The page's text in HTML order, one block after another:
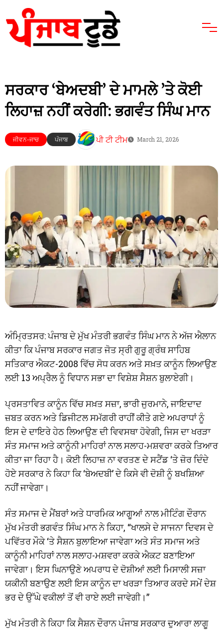
ਸਰਕਾਰ ‘ਬੇਅਦਬੀ’ ਦੇ ਮਾਮਲੇ ’ਤੇ ਕੋਈ
ਲਿਹਾਜ਼ ਨਹੀਂ ਕਰੇਗੀ: ਭਗਵੰਤ ਸਿੰਘ ਮਾਨ
ਜੀਵਨ-ਜਾਚ ਪੰਜਾਬ ਪੀ ਟੀ ਟੀਮ March 21, 2026
ਅੰਮ੍ਰਿਤਸਰ: ਪੰਜਾਬ ਦੇ ਮੁੱਖ ਮੰਤਰੀ ਭਗਵੰਤ ਸਿੰਘ ਮਾਨ ਨੇ ਅੱਜ ਐਲਾਨ
ਕੀਤਾ ਕਿ ਪੰਜਾਬ ਸਰਕਾਰ ਜਗਤ ਜੋਤ ਸ੍ਰੀ ਗੁਰੂ ਗ੍ਰੰਥ ਸਾਹਿਬ
ਸਤਿਕਾਰ ਐਕਟ-2008 ਵਿੱਚ ਸੋਧ ਕਰਨ ਅਤੇ ਸਖ਼ਤ ਕਾਨੂੰਨ ਲਿਆਉਣ
ਲਈ 13 ਅਪ੍ਰੈਲ ਨੂੰ ਵਿਧਾਨ ਸਭਾ ਦਾ ਵਿਸ਼ੇਸ਼ ਸੈਸ਼ਨ ਬੁਲਾਏਗੀ।
ਪ੍ਰਸਤਾਵਿਤ ਕਾਨੂੰਨ ਵਿੱਚ ਸਖ਼ਤ ਸਜ਼ਾ, ਭਾਰੀ ਜੁਰਮਾਨੇ, ਜਾਇਦਾਦ
ਜ਼ਬਤ ਕਰਨ ਅਤੇ ਡਿਜੀਟਲ ਸਮੱਗਰੀ ਰਾਹੀਂ ਕੀਤੇ ਗਏ ਅਪਰਾਧਾਂ ਨੂੰ
ਇਸ ਦੇ ਦਾਇਰੇ ਹੇਠ ਲਿਆਉਣ ਦੀ ਵਿਵਸਥਾ ਹੋਵੇਗੀ, ਜਿਸ ਦਾ ਖਰੜਾ
ਸੰਤ ਸਮਾਜ ਅਤੇ ਕਾਨੂੰਨੀ ਮਾਹਿਰਾਂ ਨਾਲ ਸਲਾਹ-ਮਸ਼ਵਰਾ ਕਰਕੇ ਤਿਆਰ
ਕੀਤਾ ਜਾ ਰਿਹਾ ਹੈ। ਕੋਈ ਲਿਹਾਜ਼ ਨਾ ਵਰਤਣ ਦੇ ਸਟੈਂਡ ‘ਤੇ ਜ਼ੋਰ ਦਿੰਦੇ
ਹੋਏ ਸਰਕਾਰ ਨੇ ਕਿਹਾ ਕਿ ‘ਬੇਅਦਬੀ’ ਦੇ ਕਿਸੇ ਵੀ ਦੋਸ਼ੀ ਨੂੰ ਬਖਸ਼ਿਆ
ਨਹੀਂ ਜਾਵੇਗਾ।
ਸੰਤ ਸਮਾਜ ਦੇ ਮੈਂਬਰਾਂ ਅਤੇ ਧਾਰਮਿਕ ਆਗੂਆਂ ਨਾਲ ਮੀਟਿੰਗ ਦੌਰਾਨ
ਮੁੱਖ ਮੰਤਰੀ ਭਗਵੰਤ ਸਿੰਘ ਮਾਨ ਨੇ ਕਿਹਾ, “ਖਾਲਸੇ ਦੇ ਸਾਜਨਾ ਦਿਵਸ ਦੇ
ਪਵਿੱਤਰ ਮੌਕੇ ‘ਤੇ ਸੈਸ਼ਨ ਬੁਲਾਇਆ ਜਾਵੇਗਾ ਅਤੇ ਸੰਤ ਸਮਾਜ ਅਤੇ
ਕਾਨੂੰਨੀ ਮਾਹਿਰਾਂ ਨਾਲ ਸਲਾਹ-ਮਸ਼ਵਰਾ ਕਰਕੇ ਐਕਟ ਬਣਾਇਆ
ਜਾਵੇਗਾ। ਇਸ ਘਿਨਾਉਣੇ ਅਪਰਾਧ ਦੇ ਦੋਸ਼ੀਆਂ ਲਈ ਮਿਸਾਲੀ ਸਜ਼ਾ
ਯਕੀਨੀ ਬਣਾਉਣ ਲਈ ਇਸ ਕਾਨੂੰਨ ਦਾ ਖਰੜਾ ਤਿਆਰ ਕਰਦੇ ਸਮੇਂ ਦੇਸ਼
ਭਰ ਦੇ ਉੱਘੇ ਵਕੀਲਾਂ ਤੋਂ ਵੀ ਰਾਏ ਲਈ ਜਾਵੇਗੀ।”
ਮੁੱਖ ਮੰਤਰੀ ਨੇ ਕਿਹਾ ਕਿ ਸੈਸ਼ਨ ਦੌਰਾਨ ਪੰਜਾਬ ਸਰਕਾਰ ਦੁਆਰਾ ਲਾਗੂ